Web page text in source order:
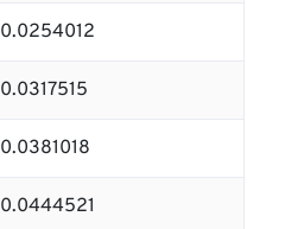
0.0254012
0.0317515
0.0381018
0.0444521